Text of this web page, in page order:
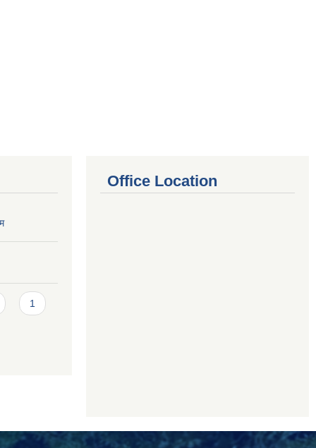
1
Office Location